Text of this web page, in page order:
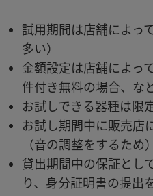
試用期間は店舗によっ
多い）
金額設定は店舗によっ
件付き無料の場合、など
お試しできる器種は限
お試し期間中に販売店
（音の調整をするため）
貸出期間中の保証とし
り、身分証明書の提出